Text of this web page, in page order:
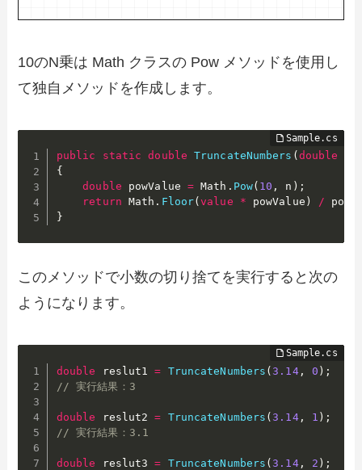
10のN乗は Math クラスの Pow メソッドを使用し
て独自メソッドを作成します。
public static double TruncateNumbers ( double
{
double powValue = Math . Pow( 10 , n ) ;
return Math . Floor(value * powValue ) /
}
このメソッドで小数の切り捨てを実行すると次の
ようになります。
double reslut1 = TruncateNumbers (3.14, 0 ) ;
// 実行結果：3
double reslut2 = TruncateNumbers (3.14, 1 ) ;
// 実行結果：3.1
double reslut3 = TruncateNumbers (3.14, 2 ) ;